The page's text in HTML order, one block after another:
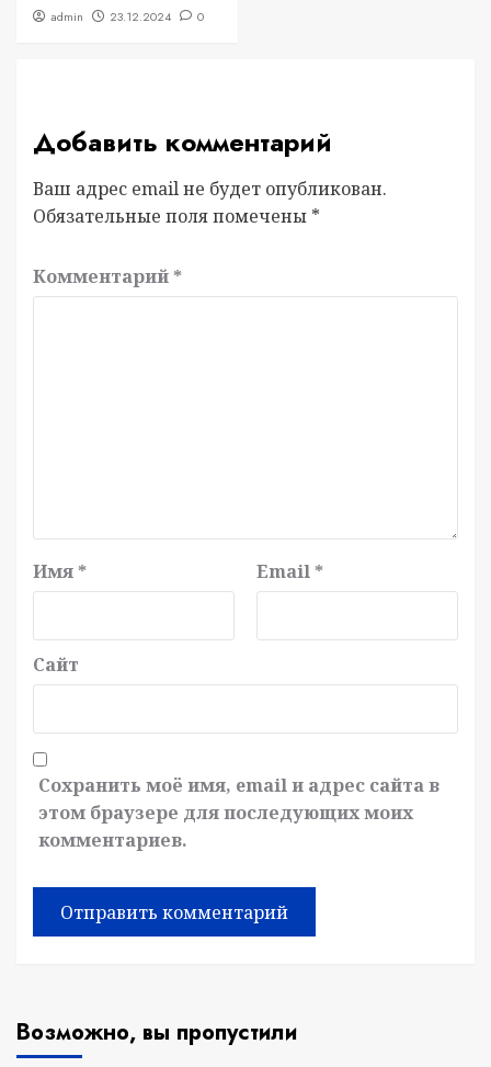
admin 23.12.2024 0
Добавить комментарий
Ваш адрес email не будет опубликован.
Обязательные поля помечены *
Комментарий *
Имя * Email *
Сайт
Сохранить моё имя, email и адрес сайта в
этом браузере для последующих моих
комментариев.
Возможно, вы пропустили